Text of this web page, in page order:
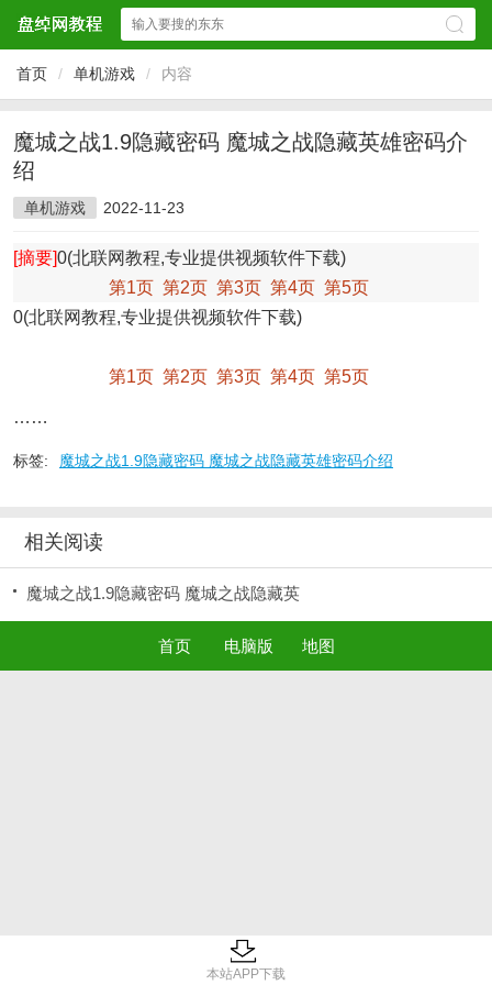
首页 / 单机游戏 / 内容
魔城之战1.9隐藏密码 魔城之战隐藏英雄密码介
绍
单机游戏 2022-11-23
[摘要]0(北联网教程,专业提供视频软件下载)
第1页 第2页 第3页 第4页 第5页
0(北联网教程,专业提供视频软件下载)
第1页 第2页 第3页 第4页 第5页
……
标签: 魔城之战1.9隐藏密码 魔城之战隐藏英雄密码介绍
相关阅读
魔城之战1.9隐藏密码 魔城之战隐藏英
首页 电脑版 地图
本站APP下载